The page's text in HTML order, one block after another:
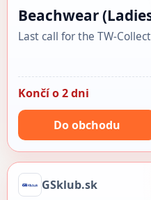
Beachwear
Last call for the TW-
Končí o 2 dni
Do obchodu
GSklub.sk